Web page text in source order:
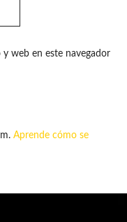
web en este navegador
Aprende cómo se